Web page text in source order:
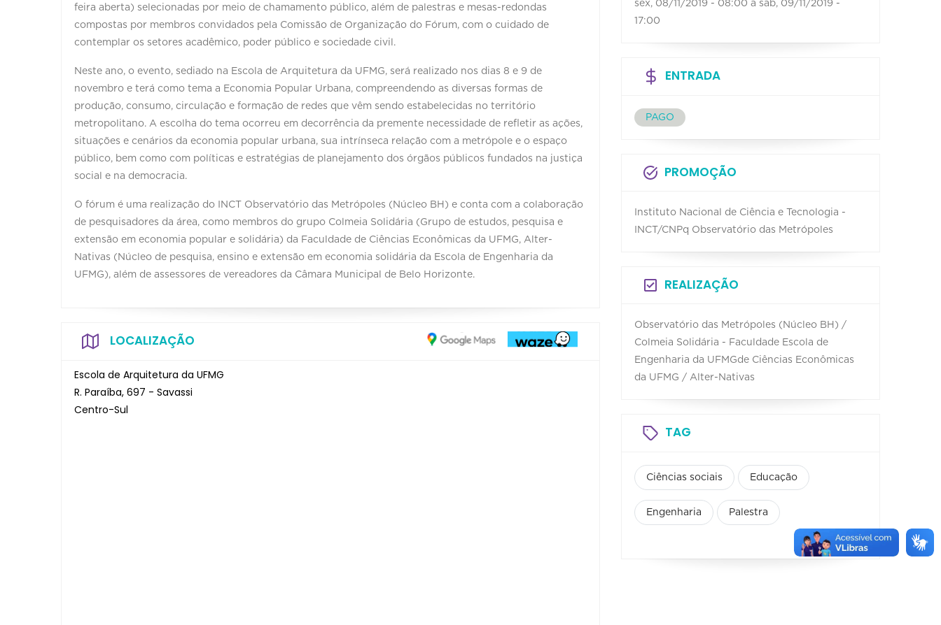
feira aberta) selecionadas por meio de chamamento público, além de palestras e mesas-redondas
compostas por membros convidados pela Comissão de Organização do Fórum, com o cuidado de
contemplar os setores acadêmico, poder público e sociedade civil.
Neste ano, o evento, sediado na Escola de Arquitetura da UFMG, será realizado nos dias 8 e 9 de
novembro e terá como tema a Economia Popular Urbana, compreendendo as diversas formas de
produção, consumo, circulação e formação de redes que vêm sendo estabelecidas no território
metropolitano. A escolha do tema ocorreu em decorrência da premente necessidade de refletir as ações,
situações e cenários da economia popular urbana, sua intrínseca relação com a metrópole e o espaço
público, bem como com políticas e estratégias de planejamento dos órgãos públicos fundados na justiça
social e na democracia.
O fórum é uma realização do INCT Observatório das Metrópoles (Núcleo BH) e conta com a colaboração
de pesquisadores da área, como membros do grupo Colmeia Solidária (Grupo de estudos, pesquisa e
extensão em economia popular e solidária) da Faculdade de Ciências Econômicas da UFMG, Alter-
Nativas (Núcleo de pesquisa, ensino e extensão em economia solidária da Escola de Engenharia da
UFMG), além de assessores de vereadores da Câmara Municipal de Belo Horizonte.
LOCALIZAÇÃO
Escola de Arquitetura da UFMG
R. Paraíba, 697 - Savassi
Centro-Sul
sex, 08/11/2019 - 08:00 a sab, 09/11/2019 -
17:00
ENTRADA
PAGO
PROMOÇÃO
Instituto Nacional de Ciência e Tecnologia -
INCT/CNPq Observatório das Metrópoles
REALIZAÇÃO
Observatório das Metrópoles (Núcleo BH) /
Colmeia Solidária - Faculdade Escola de
Engenharia da UFMGde Ciências Econômicas
da UFMG / Alter-Nativas
TAG
Ciências sociais Educação
Engenharia Palestra